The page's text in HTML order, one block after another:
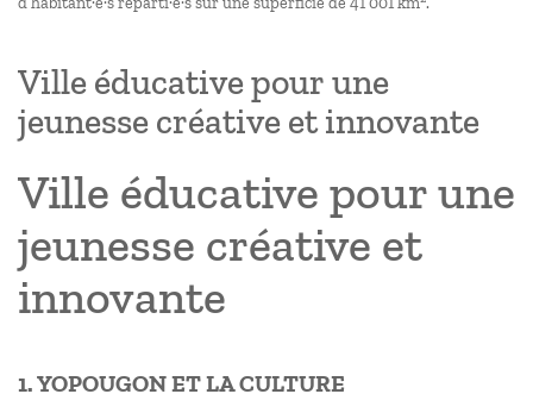
Ville éducative pour une
jeunesse créative et innovante
Ville éducative pour une
jeunesse créative et
innovante
1. YOPOUGON ET LA CULTURE